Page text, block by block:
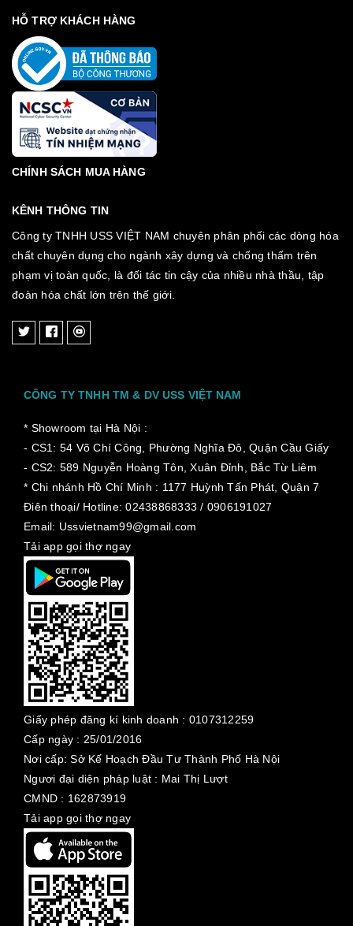
HỖ TRỢ KHÁCH HÀNG
CHÍNH SÁCH MUA HÀNG
KÊNH THÔNG TIN
Công ty TNHH USS VIỆT NAM chuyên phân phối các dòng hóa
chất chuyên dụng cho ngành xây dựng và chống thấm trên
phạm vị toàn quốc, là đối tác tin cậy của nhiều nhà thầu, tập
đoàn hóa chất lớn trên thế giới.
CÔNG TY TNHH TM & DV USS VIỆT NAM
* Showroom tại Hà Nội :
- CS1: 54 Võ Chí Công, Phường Nghĩa Đô, Quận Cầu Giấy
- CS2: 589 Nguyễn Hoàng Tôn, Xuân Đỉnh, Bắc Từ Liêm
* Chi nhánh Hồ Chí Minh : 1177 Huỳnh Tấn Phát, Quận 7
Điên thoại/ Hotline: 02438868333 / 0906191027
Email: Ussvietnam99@gmail.com
Tải app gọi thợ ngay
Giấy phép đăng kí kinh doanh : 0107312259
Cấp ngày : 25/01/2016
Nơi cấp: Sở Kế Hoạch Đầu Tư Thành Phố Hà Nội
Ngươi đại diện pháp luật : Mai Thị Lượt
CMND : 162873919
Tải app gọi thợ ngay